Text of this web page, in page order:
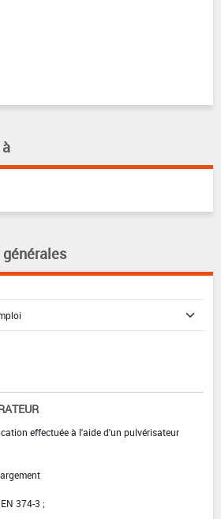
effectuée à l'aide d'un pulvérisateur
374-3 ;